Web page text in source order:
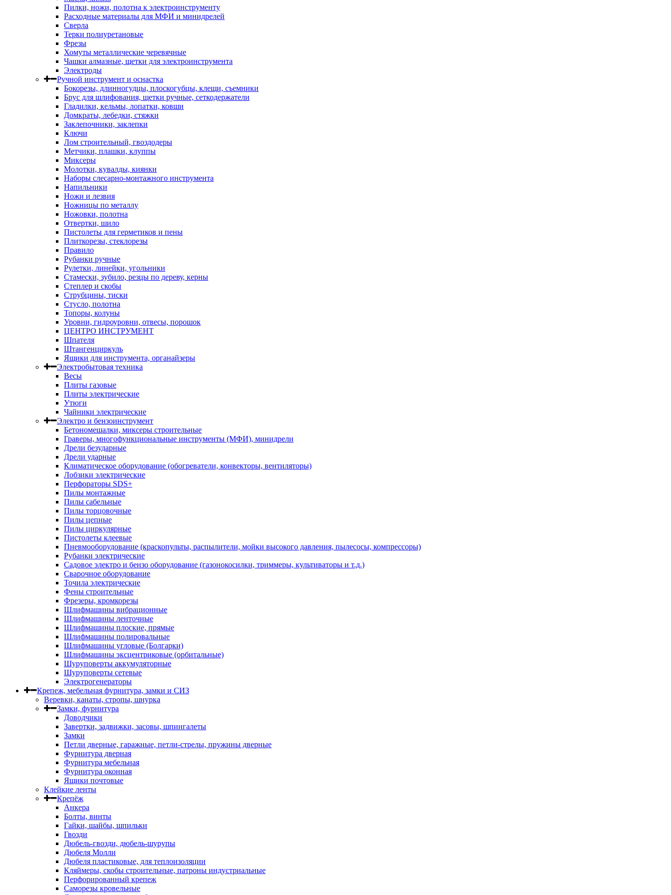
Пилки, ножи, полотна к электроинструменту
Расходные материалы для МФИ и минидрелей
Сверла
Терки полиуретановые
Фрезы
Хомуты металлические черевячные
Чашки алмазные, щетки для электроинструмента
Электроды
Ручной инструмент и оснастка
Бокорезы, длинногудцы, плоскогубцы, клещи, съемники
Брус для шлифования, щетки ручные, сеткодержатели
Гладилки, кельмы, лопатки, ковши
Домкраты, лебедки, стяжки
Заклепочники, заклепки
Ключи
Лом строительный, гвоздодеры
Метчики, плашки, клуппы
Миксеры
Молотки, кувалды, киянки
Наборы слесарно-монтажного инструмента
Напильники
Ножи и лезвия
Ножницы по металлу
Ножовки, полотна
Отвертки, шило
Пистолеты для герметиков и пены
Плиткорезы, стеклорезы
Правило
Рубанки ручные
Рулетки, линейки, угольники
Стамески, зубило, резцы по дереву, керны
Степлер и скобы
Струбцины, тиски
Стусло, полотна
Топоры, колуны
Уровни, гидроуровни, отвесы, порошок
ЦЕНТРО ИНСТРУМЕНТ
Шпателя
Штангенциркуль
Ящики для инструмента, органайзеры
Электробытовая техника
Весы
Плиты газовые
Плиты электрические
Утюги
Чайники электрические
Электро и бензоинструмент
Бетономешалки, миксеры строительные
Граверы, многофункциональные инструменты (МФИ), минидрели
Дрели безударные
Дрели ударные
Климатическое оборудование (обогреватели, конвекторы, вентиляторы)
Лобзики электрические
Перфораторы SDS+
Пилы монтажные
Пилы сабельные
Пилы торцовочные
Пилы цепные
Пилы циркулярные
Пистолеты клеевые
Пневмооборудование (краскопульты, распылители, мойки высокого давления, пылесосы, компрессоры)
Рубанки электрические
Садовое электро и бензо оборудование (газонокосилки, триммеры, культиваторы и т.д.)
Сварочное оборудование
Точила электрические
Фены строительные
Фрезеры, кромкорезы
Шлифмашины вибрационные
Шлифмашины ленточные
Шлифмашины плоские, прямые
Шлифмашины полировальные
Шлифмашины угловые (Болгарки)
Шлифмашины эксцентриковые (орбитальные)
Шуруповерты аккумуляторные
Шуруповерты сетевые
Электрогенераторы
Крепеж, мебельная фурнитура, замки и СИЗ
Веревки, канаты, стропы, шнурка
Замки, фурнитура
Доводчики
Завертки, задвижки, засовы, шпингалеты
Замки
Петли дверные, гаражные, петли-стрелы, пружины дверные
Фурнитура дверная
Фурнитура мебельная
Фурнитура оконная
Ящики почтовые
Клейкие ленты
Крепёж
Анкера
Болты, винты
Гайки, шайбы, шпильки
Гвозди
Дюбель-гвозди, дюбель-шурупы
Дюбеля Молли
Дюбеля пластиковые, для теплоизоляции
Кляймеры, скобы строительные, патроны индустриальные
Перфорированный крепеж
Саморезы кровельные